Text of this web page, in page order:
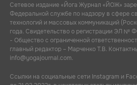
Сетевое издание «Йога Журнал «ЙОЖ»
Федеральной службе по надзору в сфере
технологий и массовых коммуникаций
года. Свидетельство о регистрации ЭЛ №
- Общество с ограниченной
главный редактор – Марченко Т.В.
info@yogajournal.com.
Ссылки на социальные сети Instagram и